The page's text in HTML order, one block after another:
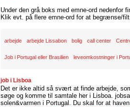
Under den grå boks med emne-ord nedenfor
Klik evt. på flere emne-ord for at begrænse/
arbejde arbejde Lissabon bolig call center
Job i Portugal eller Brasilien leveomkostninger i
job i Lisboa
Det er ikke altid så svært at finde arbejde,
søge og komme til samtale her i Lisboa.
solen&varmen i Portugal. Du skal for at